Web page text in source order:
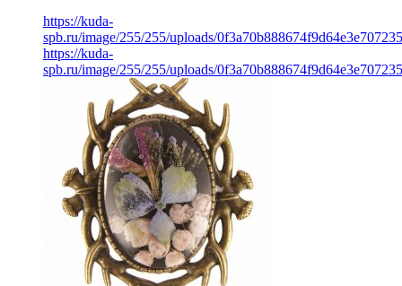
https://kuda-
spb.ru/image/255/255/uploads/
https://kuda-
spb.ru/image/255/255/uploads/